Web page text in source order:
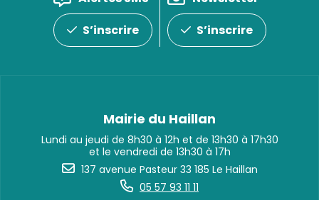
S’inscrire
S’inscrire
Mairie du Haillan
Lundi au jeudi de 8h30 à 12h et de 13h30 à 17h30
et le vendredi de 13h30 à 17h
137 avenue Pasteur 33 185 Le Haillan
05 57 93 11 11